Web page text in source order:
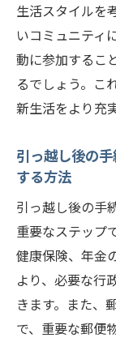
生活スタイルを
いコミュニティ
動に参加するこ
るでしょう。こ
新生活をより充
引っ越し後の
する方法
引っ越し後の手
重要なステップ
健康保険、年金
より、必要な行
きます。また、
で、重要な郵便